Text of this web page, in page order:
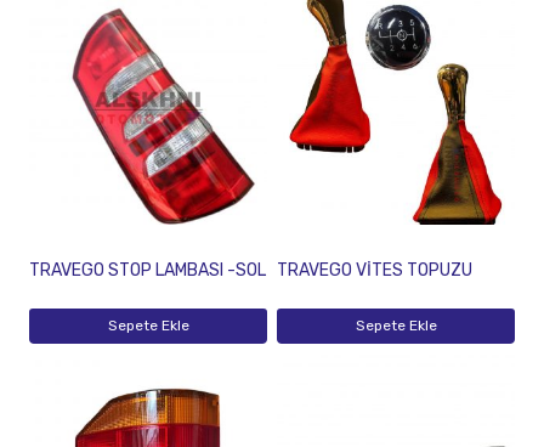
TRAVEGO STOP LAMBASI -SOL
Sepete Ekle
TRAVEGO VİTES TOPUZU
Sepete Ekle